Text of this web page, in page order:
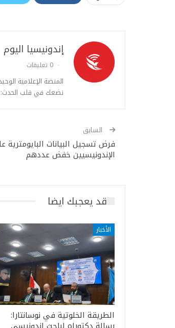
إندونيسيا اليوم
0 تعليقات
المنصة الإعلامية
نضعك في قلب الحدث:
السابق
فرض تسجيل البيانات البايومترية
الإندونيسيين خفض عددهم
قد يعجبك ايضا
الأخبار
الطريقة الخلوتية في نوسانتارا: